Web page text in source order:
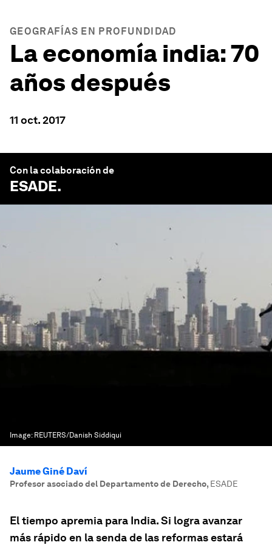
GEOGRAFÍAS EN PROFUNDIDAD
La economía india: 70
años después
11 oct. 2017
Con la colaboración de
ESADE.
Image: REUTERS/Danish Siddiqui
Jaume Giné Daví
Profesor asociado del Departamento de Derecho, ESADE
El tiempo apremia para India. Si logra avanzar
más rápido en la senda de las reformas estará